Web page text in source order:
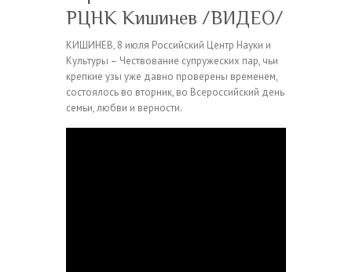
РЦНК Кишинев /ВИДЕО/
КИШИНЕВ, 8 июля Российский Центр Науки и
Культуры – Чествование супружеских пар, чьи
крепкие узы уже давно проверены временем,
состоялось во вторник, во Всероссийский день
семьи, любви и верности.